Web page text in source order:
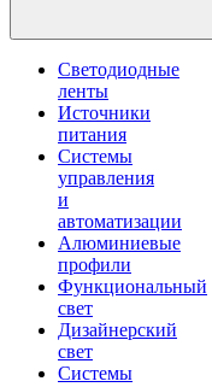
Светодиодные
ленты
Источники
питания
Системы
управления
и
автоматизации
Алюминиевые
профили
Функциональный
свет
Дизайнерский
свет
Системы